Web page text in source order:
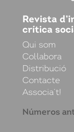
Revista
crítica
Qui som
Col·labora
Distribució
Contacte
Associa’t!
Números